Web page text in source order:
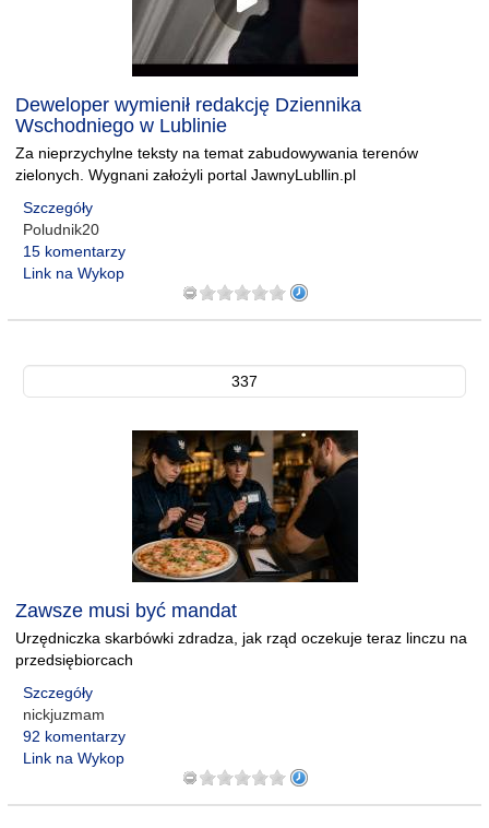
Deweloper wymienił redakcję Dziennika
Wschodniego w Lublinie
Za nieprzychylne teksty na temat zabudowywania terenów
zielonych. Wygnani założyli portal JawnyLubllin.pl
Szczegóły
Poludnik20
15 komentarzy
Link na Wykop
337
Zawsze musi być mandat
Urzędniczka skarbówki zdradza, jak rząd oczekuje teraz linczu na
przedsiębiorcach
Szczegóły
nickjuzmam
92 komentarzy
Link na Wykop